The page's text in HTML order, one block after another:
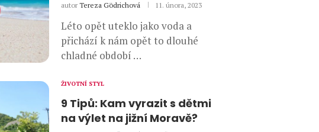
autor Tereza Gödrichová 11. února, 2023
Léto opět uteklo jako voda a
přichází k nám opět to dlouhé
chladné období …
ŽIVOTNÍ STYL
9 Tipů: Kam vyrazit s dětmi
na výlet na jižní Moravě?